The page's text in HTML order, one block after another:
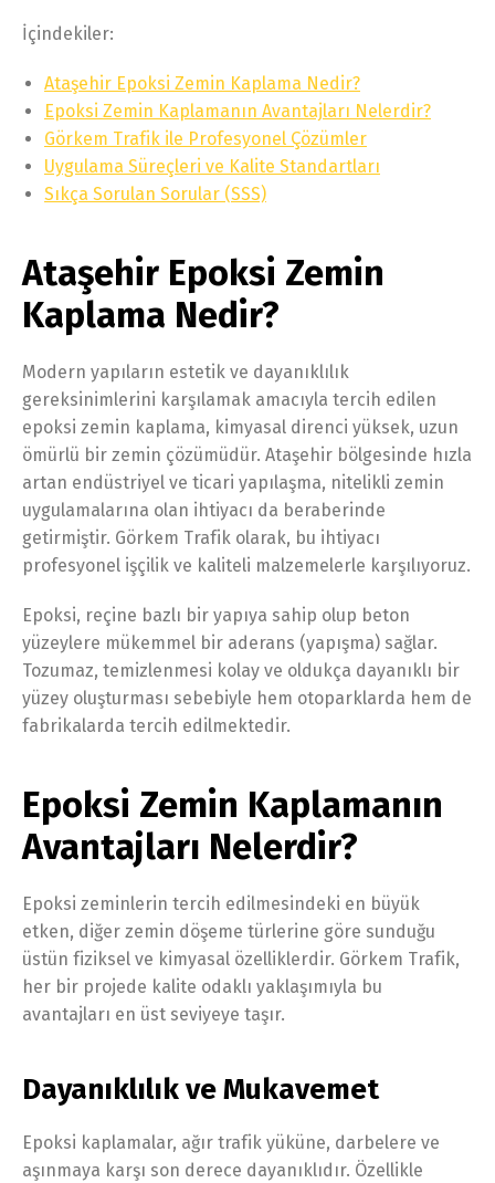
İçindekiler:
Ataşehir Epoksi Zemin Kaplama Nedir?
Epoksi Zemin Kaplamanın Avantajları Nelerdir?
Görkem Trafik ile Profesyonel Çözümler
Uygulama Süreçleri ve Kalite Standartları
Sıkça Sorulan Sorular (SSS)
Ataşehir Epoksi Zemin
Kaplama Nedir?
Modern yapıların estetik ve dayanıklılık
gereksinimlerini karşılamak amacıyla tercih edilen
epoksi zemin kaplama, kimyasal direnci yüksek, uzun
ömürlü bir zemin çözümüdür. Ataşehir bölgesinde hızla
artan endüstriyel ve ticari yapılaşma, nitelikli zemin
uygulamalarına olan ihtiyacı da beraberinde
getirmiştir. Görkem Trafik olarak, bu ihtiyacı
profesyonel işçilik ve kaliteli malzemelerle karşılıyoruz.
Epoksi, reçine bazlı bir yapıya sahip olup beton
yüzeylere mükemmel bir aderans (yapışma) sağlar.
Tozumaz, temizlenmesi kolay ve oldukça dayanıklı bir
yüzey oluşturması sebebiyle hem otoparklarda hem de
fabrikalarda tercih edilmektedir.
Epoksi Zemin Kaplamanın
Avantajları Nelerdir?
Epoksi zeminlerin tercih edilmesindeki en büyük
etken, diğer zemin döşeme türlerine göre sunduğu
üstün fiziksel ve kimyasal özelliklerdir. Görkem Trafik,
her bir projede kalite odaklı yaklaşımıyla bu
avantajları en üst seviyeye taşır.
Dayanıklılık ve Mukavemet
Epoksi kaplamalar, ağır trafik yüküne, darbelere ve
aşınmaya karşı son derece dayanıklıdır. Özellikle